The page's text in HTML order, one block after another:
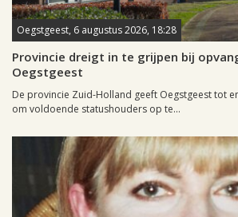
Oegstgeest, 6 augustus 2026, 18:28
Provincie dreigt in te grijpen bij
Oegstgeest
De provincie Zuid-Holland geeft Oegstgeest tot
om voldoende statushouders op te...